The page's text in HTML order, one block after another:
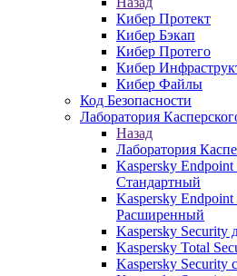
Кибер Протект
Кибер Бэкап
Кибер Протего
Кибер
Кибер Файлы
Код Безопасности
Лаборатория
Назад
Лаборатория
Kaspersky Endpoint
Стандартный
Kaspersky Endpoint
Расширенный
Kaspersky Security
Kaspersky Total
Kaspersky Security